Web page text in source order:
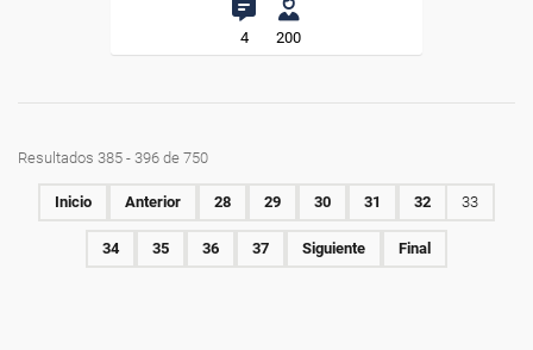
4 200
Resultados 385 - 396 de 750
Inicio Anterior 28 29 30 31 32 33
34 35 36 37 Siguiente Final